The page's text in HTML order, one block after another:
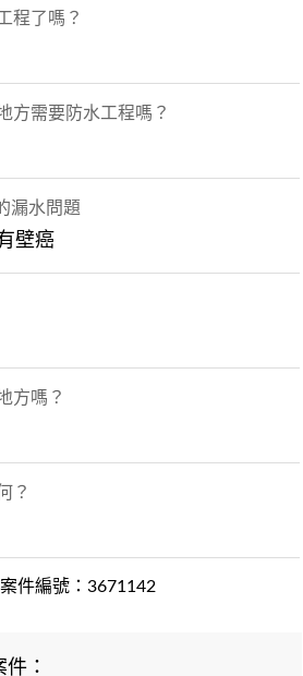
程了嗎？
方需要防水工程嗎？
漏水問題
壁癌
方嗎？
？
案件編號：3671142
：